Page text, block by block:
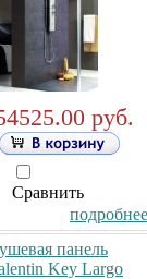
руб.
Сравнить
панель
Key Largo